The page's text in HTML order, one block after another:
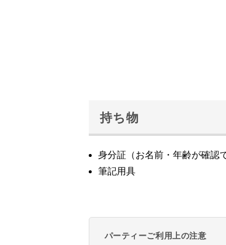
持ち物
身分証（お名前・年齢が確認
筆記用具
パーティーご利用上の注意